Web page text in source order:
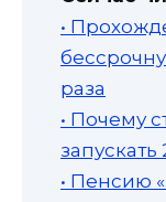
•
раза
• Почему
• Пенсию